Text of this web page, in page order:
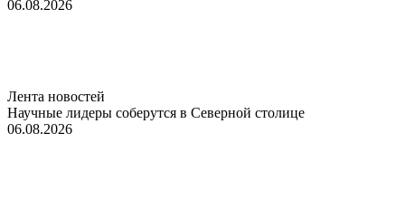
06.08.2026
Лента новостей
Научные лидеры соберутся в Северной столице
06.08.2026